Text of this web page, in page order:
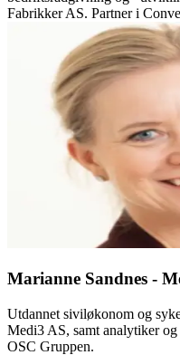
Fabrikker AS. Partner i
Marianne Sandnes -
Utdannet siviløkonom og
Medi3 AS, samt analytiker
OSC Gruppen.